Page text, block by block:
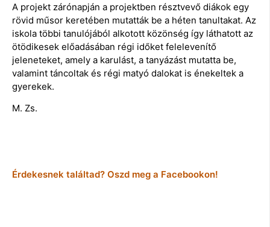
A projekt zárónapján a projektben résztvevő diákok egy
rövid műsor keretében mutatták be a héten tanultakat. Az
iskola többi tanulójából alkotott közönség így láthatott az
ötödikesek előadásában régi időket felelevenítő
jeleneteket, amely a karulást, a tanyázást mutatta be,
valamint táncoltak és régi matyó dalokat is énekeltek a
gyerekek.
M. Zs.
Érdekesnek találtad? Oszd meg a Facebookon!